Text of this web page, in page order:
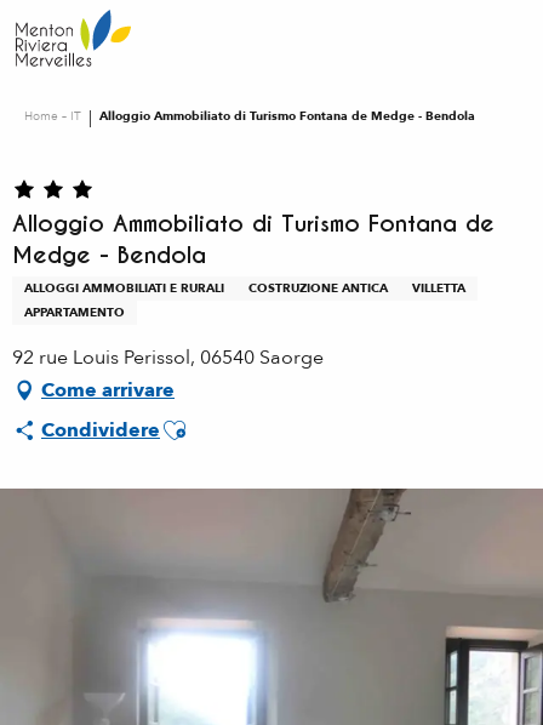
au
contenu
Home – IT Alloggio Ammobiliato di Turismo Fontana de Medge - Bendola
Alloggio Ammobiliato di Turismo Fontana de
Medge - Bendola
ALLOGGI AMMOBILIATI E RURALI COSTRUZIONE ANTICA
VILLETTA
APPARTAMENTO
92 rue Louis Perissol, 06540 Saorge
Come arrivare
CondividereAjouter aux favoris